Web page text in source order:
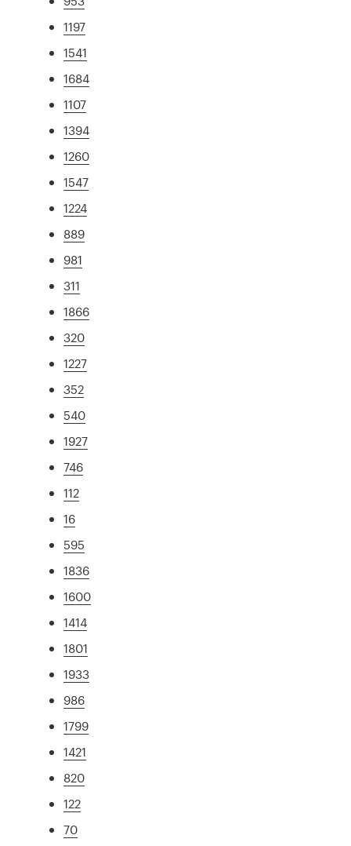
1197
1541
1684
1107
1394
1260
1547
1224
889
981
311
1866
320
1227
352
540
1927
746
112
16
595
1836
1600
1414
1801
1933
986
1799
1421
820
122
70